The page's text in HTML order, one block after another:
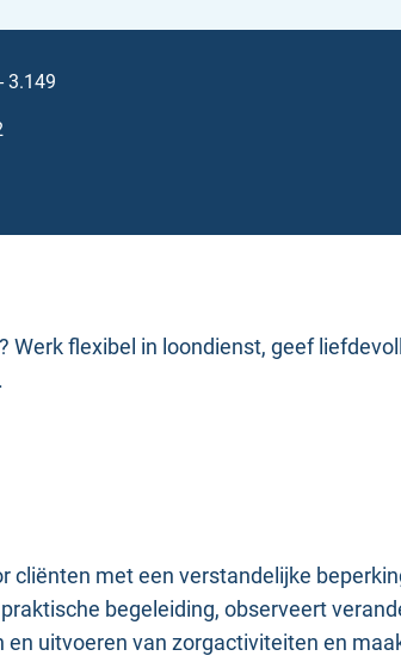
3.149
Werk flexibel in loondienst, geef
cliënten met een verstandelijke
begeleiding, observeert
uitvoeren van zorgactiviteiten en